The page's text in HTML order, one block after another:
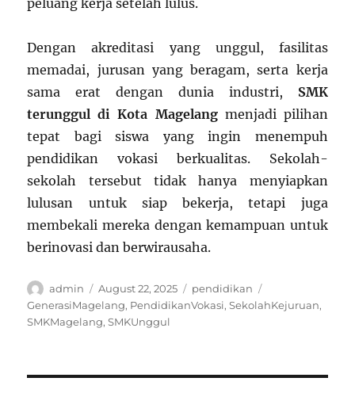
Dengan akreditasi yang unggul, fasilitas
memadai, jurusan yang beragam, serta kerja
sama erat dengan dunia industri, SMK
terunggul di Kota Magelangmenjadi pilihan
tepat bagi siswa yang ingin menempuh
pendidikan vokasi berkualitas. Sekolah-
sekolah tersebut tidak hanya menyiapkan
lulusan untuk siap bekerja, tetapi juga
membekali mereka dengan kemampuan untuk
berinovasi dan berwirausaha.
Author
admin
Posted
on
August 22, 2025 Categories
pendidikan
GenerasiMagelang, PendidikanVokasi,SekolahKejuruan,
SMKMagelang,SMKUnggul